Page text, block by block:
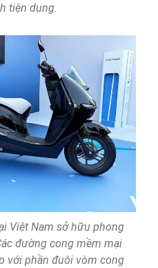
tiện dụng.
Việt Nam sở hữu phong
đường cong mềm mại
với phần đuôi vòm cong